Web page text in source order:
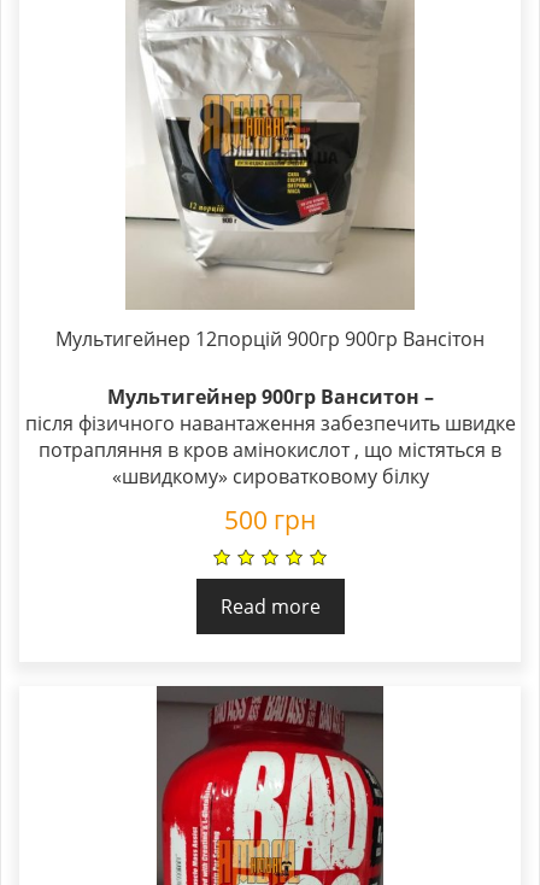
Мультигейнер 12порцій 900гр 900гр Вансітон
Мультигейнер 900гр Ванситон –
після фізичного навантаження забезпечить швидке
потрапляння в кров амінокислот , що містяться в
«швидкому» сироватковому білку
500 грн
Read more